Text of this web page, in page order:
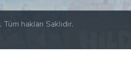
hakları Saklıdır.